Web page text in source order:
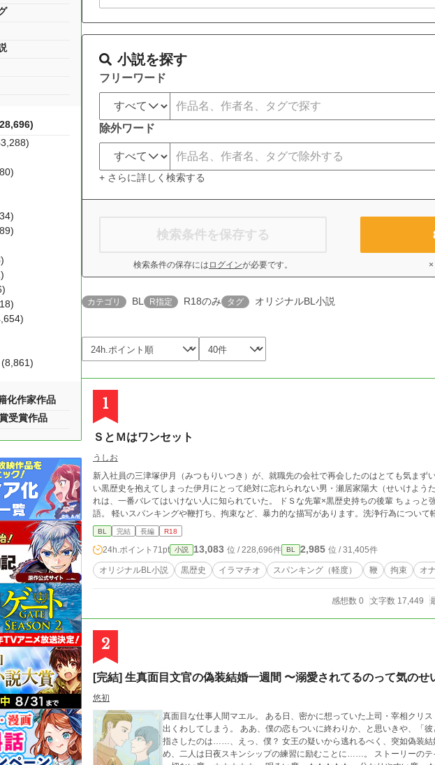
小説を探す
フリーワード
除外ワード
+ さらに詳しく検索する
検索条件を保存する
検索条件の保存には ログインが必要です。
カテゴリ BL R指定 R18のみ タグ オリジナルBL小説
1
ＳとＭはワンセット
うしお
新入社員の三津塚伊月（みつもりいつき）が、就職先の会社で再会したのはとても気まず
い黒歴史を抱えてしまった伊月にとって絶対に忘れられない男・瀬居家陽大（せいけよう
れは、一番バレてはいけない人に知られていた。 ドＳな先輩×黒歴史持ちの後輩 ちょっと強引な上下関係からはじまる溺愛ＳＭ物
語。 軽いスパンキングや鞭打ち、拘束など、暴力的な描写があります。洗浄行為について
BL 完結 長編 R18
24h.ポイント 71pt 小説 13,083 位 / 228,696件 BL 2,985 位 / 31,405件
オリジナルBL小説 黒歴史 イラマチオ スパンキング（軽度） 鞭 拘束 オ
感想数 0 文字数 17,449
2
[完結] 生真面目文官の偽装結婚一週間 〜溺愛されてるのって気のせ
悠初
真面目な仕事人間マエル。 ある日、密かに想っていた上司・宰相クリ
出くわしてしまう。 ああ、僕の恋もついに終わりか、と思いきや、「
指さしたのは……、えっ、僕？ 女王の疑いから逃れるべく、突如偽装結
め、二人は日夜スキンシップの練習に励むことに……。 ストーリーのテイスト 終始いちゃいちゃ度 ★★★★★
(8,861)
化作家作品
受賞作品